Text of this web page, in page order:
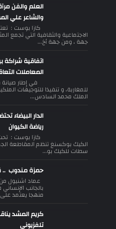
العلم والفن
والشاعر علي
كازا بوست :
الاجتماعية والثقافية التي
جهة ، ومن جهة أخ...
اتفاقية شراكة
المعاملات
في إطار صيانة
للمغاربة، و تنفيذا للتوجيهات
الملك محمد السادس...
الدار البيضاء
رياضة الكيوان
كازا بوست :
الكيك بوكسنغ تنظم المقاطعة
سطات للكيك بو...
حمزة مندوب ..
عماد اشنيول
بالجانب
منهجا يعتمد
كريم المشد
تلفزيوني